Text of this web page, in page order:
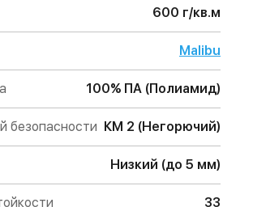
600 г/кв.м
Malibu
100% ПА (Полиамид)
безопасности КМ 2 (Негорючий)
Низкий (до 5 мм)
33